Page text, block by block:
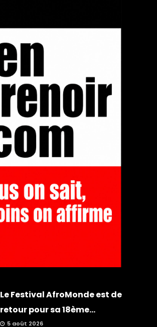
Le Festival AfroMonde est de
retour pour sa 18ème...
5 août 2026